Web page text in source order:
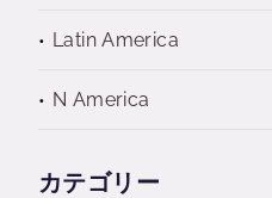
Latin America
N America
カテゴリー